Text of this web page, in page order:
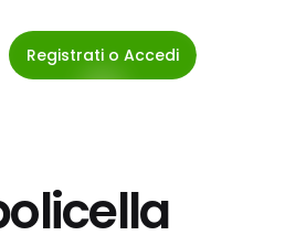
Registrati o Accedi